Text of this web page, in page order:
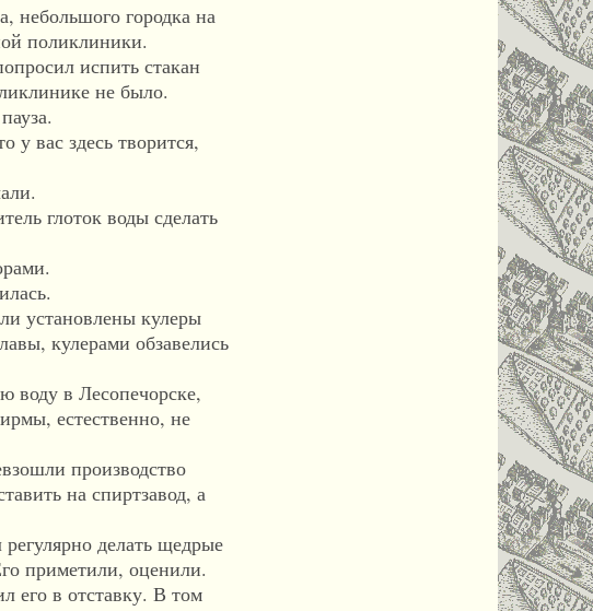
небольшого городка на
поликлиники.
испить стакан
не было.
вас здесь творится,
глоток воды сделать
установлены кулеры
кулерами обзавелись
в Лесопечорске,
естественно, не
производство
на спиртзавод, а
делать щедрые
приметили, оценили.
его в отставку. В том